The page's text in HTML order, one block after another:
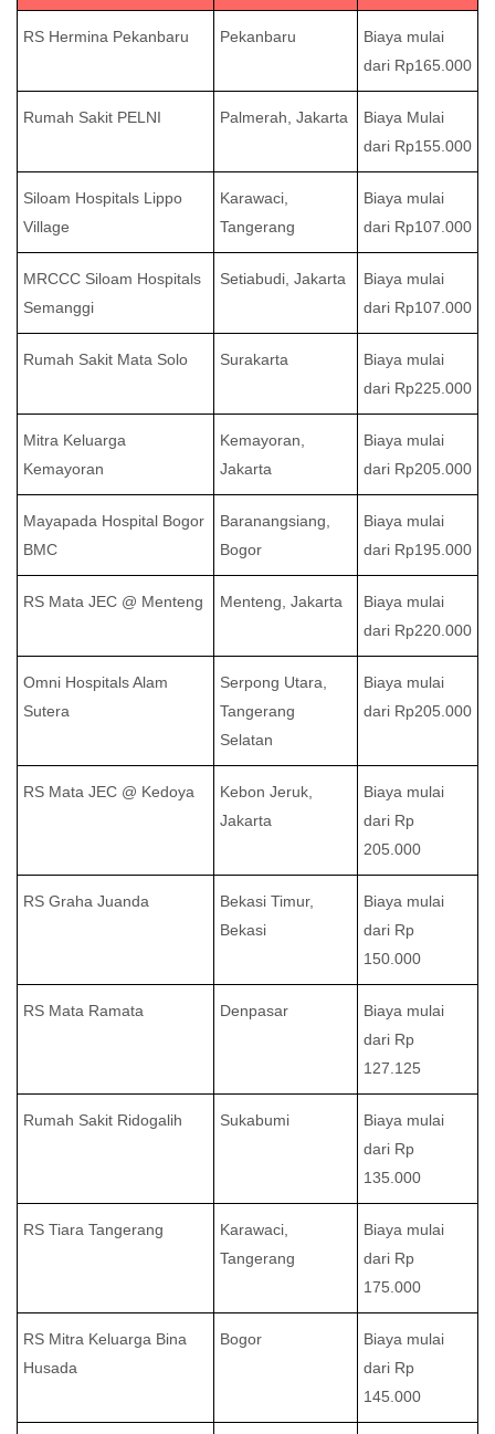
RS Hermina Pekanbaru Pekanbaru
Biaya mulai
dari Rp165.000
Rumah Sakit PELNI Palmerah, Jakarta
Biaya Mulai
dari Rp155.000
Siloam Hospitals Lippo
Village
Karawaci,
Tangerang
Biaya mulai
dari Rp107.000
MRCCC Siloam Hospitals
Semanggi
Setiabudi, Jakarta
Biaya mulai
dari Rp107.000
Rumah Sakit Mata Solo Surakarta
Biaya mulai
dari Rp225.000
Mitra Keluarga
Kemayoran
Kemayoran,
Jakarta
Biaya mulai
dari Rp205.000
Mayapada Hospital Bogor
BMC
Baranangsiang,
Bogor
Biaya mulai
dari Rp195.000
RS Mata JEC @ Menteng Menteng, Jakarta
Biaya mulai
dari Rp220.000
Omni Hospitals Alam
Sutera
Serpong Utara,
Tangerang
Selatan
Biaya mulai
dari Rp205.000
RS Mata JEC @ Kedoya
Kebon Jeruk,
Jakarta
Biaya mulai
dari Rp
205.000
RS Graha Juanda
Bekasi Timur,
Bekasi
Biaya mulai
dari Rp
150.000
RS Mata Ramata Denpasar
Biaya mulai
dari Rp
127.125
Rumah Sakit Ridogalih Sukabumi
Biaya mulai
dari Rp
135.000
RS Tiara Tangerang
Karawaci,
Tangerang
Biaya mulai
dari Rp
175.000
RS Mitra Keluarga Bina
Husada
Bogor
Biaya mulai
dari Rp
145.000